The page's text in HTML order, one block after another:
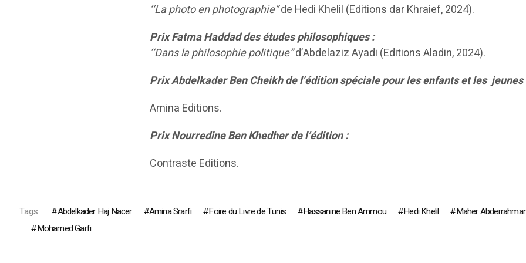
‘‘La photo en photographie”de Hedi Khelil (Editions dar Khraief, 2024).
Prix Fatma Haddad des études philosophiques :
‘‘Dans la philosophie politique”d’Abdelaziz Ayadi (Editions Aladin, 2024).
Prix Abdelkader Ben Cheikh de l’édition spéciale pour les enfants et les jeunes
Amina Editions.
Prix Nourredine Ben Khedher de l’édition :
Contraste Editions.
Tags: Abdelkader Haj Nacer Amina Srarfi Foire du Livre de Tunis Hassanine Ben Ammou Hedi Khelil
Maher
Mohamed Garfi